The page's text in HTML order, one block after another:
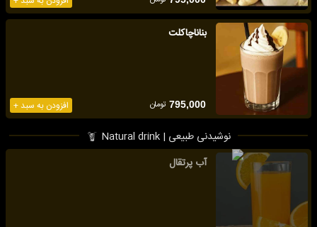
بناناچاکلت
افزودن به سبد + 795,000 تومان
نوشیدنی طبیعی | Natural drink
آب پرتقال